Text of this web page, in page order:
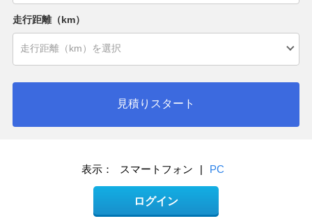
走行距離（km）
見積りスタート
表示： スマートフォン | PC
ログイン